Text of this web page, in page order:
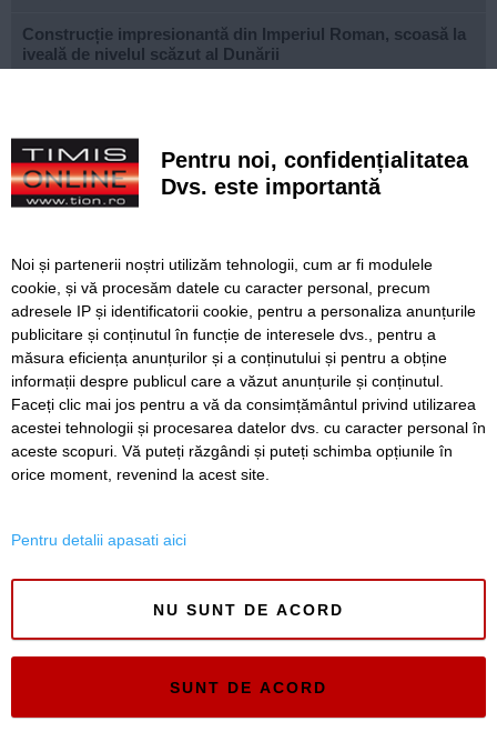
Construcție impresionantă din Imperiul Roman, scoasă la
iveală de nivelul scăzut al Dunării
Poli scapă de înfrângere, dar pleacă doar cu un punct din
deplasarea cu Șelimbăr
„Recidivă” la baza sportivă din Dacia. Primăria a ridicat
niște echipamente amplasate ilegal
Lucrări ale SDM în Timișoara, astăzi, 8 august
SERVICII Redactia
Folosinta Cookie-urilor
Timiș Online
Pentru noi, confidențialitatea
Dvs. este importantă
Noi și partenerii noștri utilizăm tehnologii, cum ar fi modulele
cookie, și vă procesăm datele cu caracter personal, precum
adresele IP și identificatorii cookie, pentru a personaliza anunțurile
publicitare și conținutul în funcție de interesele dvs., pentru a
măsura eficiența anunțurilor și a conținutului și pentru a obține
informații despre publicul care a văzut anunțurile și conținutul.
Faceți clic mai jos pentru a vă da consimțământul privind utilizarea
acestei tehnologii și procesarea datelor dvs. cu caracter personal în
aceste scopuri. Vă puteți răzgândi și puteți schimba opțiunile în
orice moment, revenind la acest site.
Pentru detalii apasati aici
NU SUNT DE ACORD
SUNT DE ACORD